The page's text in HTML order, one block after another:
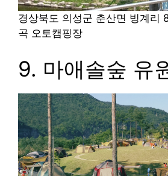
경상북도 의성군 춘산면 빙계리
곡 오토캠핑장
9. 마애솔숲 유